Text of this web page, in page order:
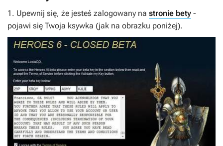
1. Upewnij się, że jesteś zalogowany na stronie bety -
pojawi się Twoja ksywka (jak na obrazku poniżej).